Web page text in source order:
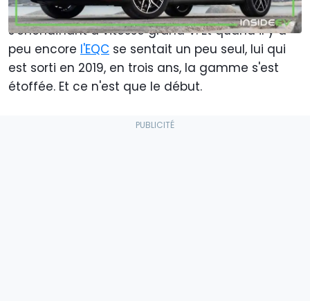
à rentrer dans les têtes, les nouveautés
s'enchaînant à vitesse grand V. Et quand il y a
peu encore l'EQC se sentait un peu seul, lui qui
est sorti en 2019, en trois ans, la gamme s'est
étoffée. Et ce n'est que le début.